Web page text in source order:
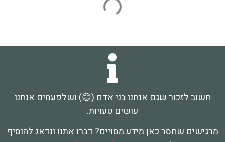
חשוב לזכור שגם אנחנו בני אדם (😊) ושלפעמים אנחנו
עושים טעויות.
מרגישים שחסר כאן מידע מסויים? דברו אתנו ונדאג להוסיף